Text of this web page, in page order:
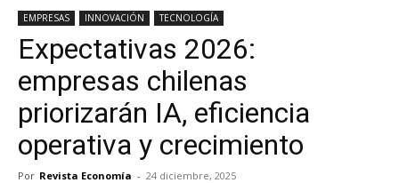
EMPRESAS INNOVACIÓN TECNOLOGÍA
Expectativas 2026:
empresas chilenas
priorizarán IA, eficiencia
operativa y crecimiento
Por Revista Economía - 24 diciembre, 2025